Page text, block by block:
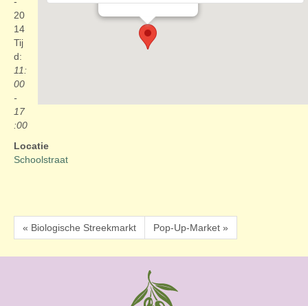
20
14
Tij
d:
11:
00
-
17
:00
Locatie
Schoolstraat
« Biologische Streekmarkt Pop-Up-Market »